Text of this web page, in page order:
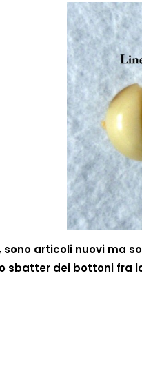
articoli nuovi ma
sbatter dei bottoni fra